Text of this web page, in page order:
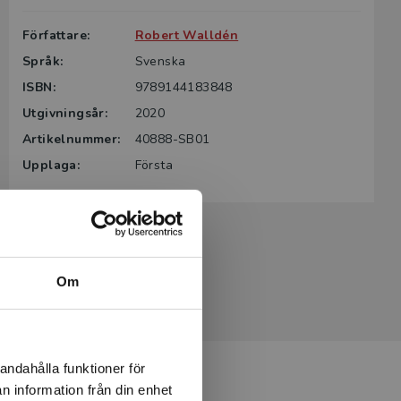
Om
funktioner för
information från din enhet
Författare:
Robert Walldén
Språk:
Svenska
ISBN:
9789144183848
Utgivningsår:
2020
Artikelnummer:
40888-SB01
Upplaga:
Första